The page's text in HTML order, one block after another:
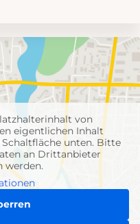
von
eigentlichen Inhalt
unten. Bitte
an Drittanbieter
werden.